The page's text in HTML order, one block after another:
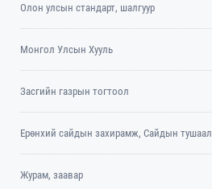
Олон улсын стандарт, шалгуур
Монгол Улсын Хууль
Засгийн газрын тогтоол
Ерөнхий сайдын захирамж, Сайдын тушаал
Журам, заавар